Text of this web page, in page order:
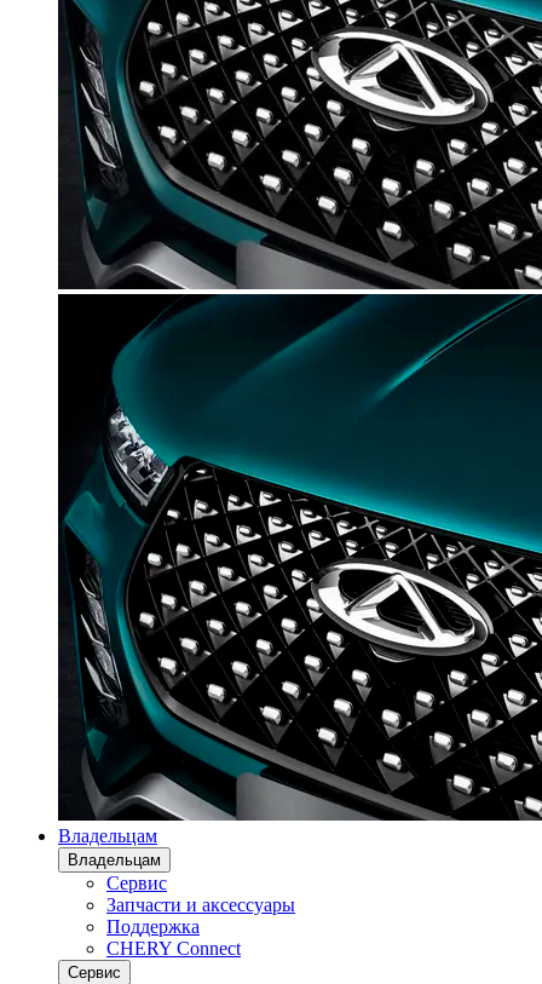
Владельцам
Владельцам
Сервис
Запчасти и аксессуары
Поддержка
CHERY Connect
Сервис